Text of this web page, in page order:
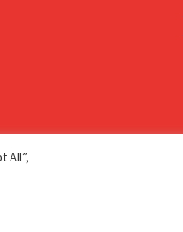
All”,